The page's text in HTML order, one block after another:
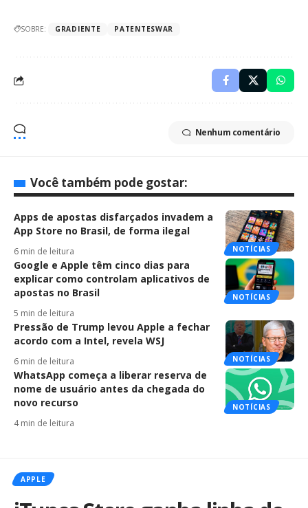
SOBRE: GRADIENTE PATENTESWAR
Nenhum comentário
Você também pode gostar:
NOTÍCIAS
Apps de apostas disfarçados invadem a
App Store no Brasil, de forma ilegal
6 min de leitura
NOTÍCIAS
Google e Apple têm cinco dias para
explicar como controlam aplicativos de
apostas no Brasil
5 min de leitura
NOTÍCIAS
Pressão de Trump levou Apple a fechar
acordo com a Intel, revela WSJ
6 min de leitura
NOTÍCIAS
WhatsApp começa a liberar reserva de
nome de usuário antes da chegada do
novo recurso
4 min de leitura
APPLE